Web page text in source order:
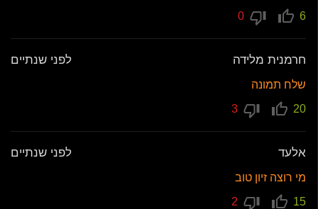
6
חרמנית מלידה לפני שנתיים
שלח תמונה
20
אלעד לפני שנתיים
מי רוצה זיון טוב
15